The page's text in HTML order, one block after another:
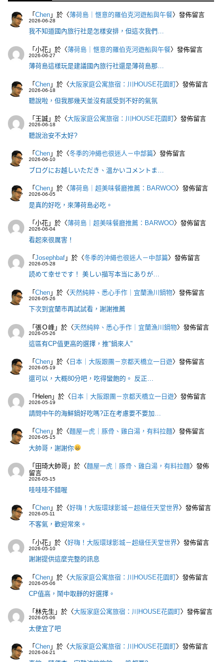
「Chen 」於〈薄荷島｜愜意的羅伯克河遊船與午餐〉發佈留言
2026-06-28
我不知道國內旅行社是怎樣安排，但這次我們…
「小花 」於〈薄荷島｜愜意的羅伯克河遊船與午餐〉發佈留言
2026-06-27
薄荷島這樣玩是建議國內旅行社還是薄荷島那…
「Chen 」於〈大阪家庭公寓旅宿：川HOUSE花園町〉發佈留言
2026-06-18
聽說啦，但我那幾天並沒有感受到不好的氣氛
「 王誠 」於〈大阪家庭公寓旅宿：川HOUSE花園町〉發佈留言
2026-06-18
聽說治安不太好?
「Chen 」於〈冬季的沖繩也很迷人－中部篇〉發佈留言
2026-06-10
ブログにお越しいただき、温かいコメントま…
「Chen 」於〈薄荷島｜超美味餐廳推薦：BARWOO〉發佈留言
2026-06-05
是真的好吃，來薄荷島必吃。
「小花 」於〈薄荷島｜超美味餐廳推薦：BARWOO〉發佈留言
2026-06-04
看起來很厲害！
「Josephbaf 」於〈冬季的沖繩也很迷人－中部篇〉發佈留言
2026-05-28
読めて幸せです！ 美しい描写本当にありが…
「Chen 」於〈天然純粹、悉心手作｜宜蘭漁川鍋物〉發佈留言
2026-05-26
下次到宜蘭市再試試看，謝謝推薦
「張Ｏ峰 」於〈天然純粹、悉心手作｜宜蘭漁川鍋物〉發佈留言
2026-05-26
這區有CP值更高的選擇，推"鍋來人"
「Chen 」於〈 日本｜大阪跟團－京都天橋立一日遊〉發佈留言
2026-05-19
還可以，大概80分吧，吃得蠻飽的。 反正…
「 Helen 」於〈 日本｜大阪跟團－京都天橋立一日遊〉發佈留言
2026-05-19
請問中午的海鮮鍋好吃嗎?正在考慮要不要加…
「Chen 」於〈麵屋一虎｜豚骨、雞白湯，有料拉麵〉發佈留言
2026-05-15
大帥哥，謝謝你
「 田琦大帥哥 」於〈麵屋一虎｜豚骨、雞白湯，有料拉麵〉發佈
留言
2026-05-15
哇哇哇不錯喔
「Chen 」於〈好嗨！大阪環球影城－超級任天堂世界〉發佈留言
2026-05-11
不客氣，歡迎常來。
「小花 」於〈好嗨！大阪環球影城－超級任天堂世界〉發佈留言
2026-05-10
謝謝提供這麼完整的訊息
「Chen 」於〈大阪家庭公寓旅宿：川HOUSE花園町〉發佈留言
2026-05-06
CP值高，鬧中取靜的好選擇。
「林先生 」於〈大阪家庭公寓旅宿：川HOUSE花園町〉發佈留言
2026-05-06
太便宜了吧
「Chen 」於〈大阪家庭公寓旅宿：川HOUSE花園町〉發佈留言
2026-04-21